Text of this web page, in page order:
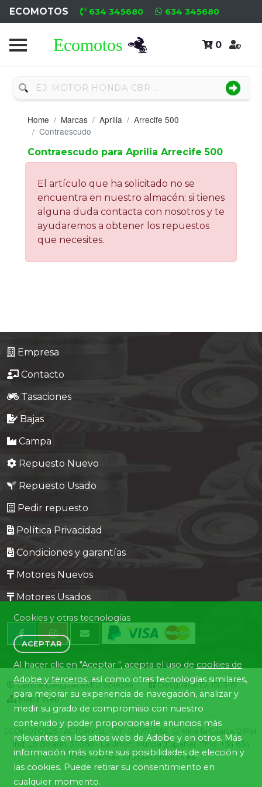
ECOMOTOS 634 345680 634 345680
0
Home
Nuevo
Neumáticos
Campa
Motores
Nuevos
Motores
Empresa
Home Marcas Aprilia
Arrecife 500
Contraescudo
Contraescudo para Aprilia Arrecife 500
El artículo que ha solicitado no se
encuentra en nuestro almacén; si tienes
alguna duda contacta con nosotros y te
ayudaremos a obtener los repuestos
que necesites.
Empresa
Contacto
Tasaciones
Bajas
Campa
Repuesto Nuevo
Repuesto Usado
Pedir repuesto
Política Privacidad
Condiciones y garantías
Motores Nuevos
Motores Usados
Central Desguaces Europiezas
Desguace ID. 1505-19
Mapa Web
ECOMOTOS25 FACTORY SL - CIF: B70713664. C/ Mina la Cuarta,12 Pol.
Ind. Lo Bolarín, 30360 - La Union, Murcia (España). Tlfno. +34 634
345680 email: info@ecomotos.es
Cookies y otras tecnologías
ACEPTAR
Al hacer clic en "Aceptar ", acepta el uso de cookies de
Adobe y terceros, así como otras tecnologías similares,
para mejorar su experiencia de navegación, analizar y
medir su grado de compromiso con nuestro
contenido y poder proporcionarle anuncios más
relevantes en los sitios web de Adobe y en otros. Más
información más sobre sus posibilidades de elección y
las cookies. Puede retirar su consentimiento en
cualquier momento.